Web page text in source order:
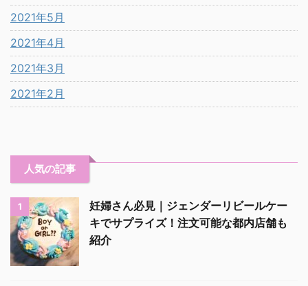
2021年5月
2021年4月
2021年3月
2021年2月
人気の記事
1
妊婦さん必見｜ジェンダーリビールケー
キでサプライズ！注文可能な都内店舗も
紹介